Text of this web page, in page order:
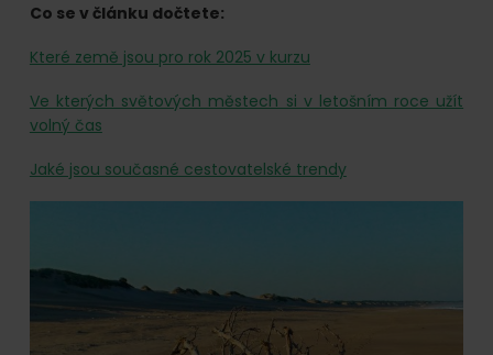
Co se v článku dočtete:
Které země jsou pro rok 2025 v kurzu
Ve kterých světových městech si v letošním roce užít
volný čas
Jaké jsou současné cestovatelské trendy